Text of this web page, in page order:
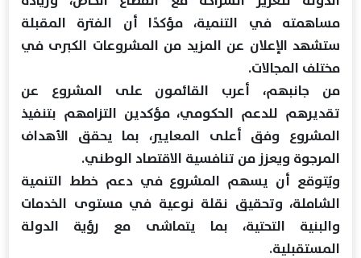
مساهمته في التنمية، مؤكدًا أن الفترة المقبلة
ستشهد الإعلان عن المزيد من المشروعات الكبرى في
مختلف المجالات.
من جانبهم، أعرب القائمون على المشروع عن
تقديرهم للدعم الحكومي، مؤكدين التزامهم بتنفيذ
المشروع وفق أعلى المعايير، بما يحقق الأهداف
المرجوة ويعزز من تنافسية الاقتصاد الوطني.
ويُتوقع أن يسهم المشروع في دعم خطط التنمية
الشاملة، وتحقيق نقلة نوعية في مستوى الخدمات
والبنية التحتية، بما يتماشى مع رؤية الدولة
المستقبلية.